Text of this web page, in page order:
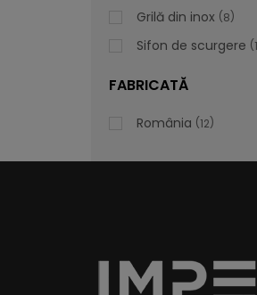
Grilă din inox 8
Sifon de scurgere
FABRICATĂ
România 12